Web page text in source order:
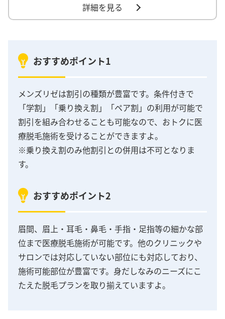
詳細を見る
おすすめポイント1
メンズリゼは割引の種類が豊富です。条件付きで
「学割」「乗り換え割」「ペア割」の利用が可能で
割引を組み合わせることも可能なので、おトクに医
療脱毛施術を受けることができますよ。
※乗り換え割のみ他割引との併用は不可となりま
す。
おすすめポイント2
眉間、眉上・耳毛・鼻毛・手指・足指等の細かな部
位まで医療脱毛施術が可能です。他のクリニックや
サロンでは対応していない部位にも対応しており、
施術可能部位が豊富です。身だしなみのニーズにこ
たえた脱毛プランを取り揃えていますよ。